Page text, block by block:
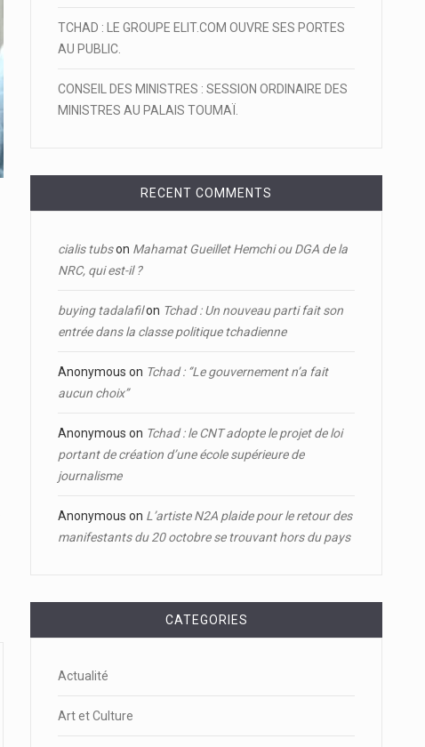
TCHAD : LE GROUPE ELIT.COM OUVRE SES PORTES
AU PUBLIC.
CONSEIL DES MINISTRES : SESSION ORDINAIRE DES
MINISTRES AU PALAIS TOUMAÏ.
RECENT COMMENTS
cialis tubson Mahamat Gueillet Hemchi ou DGA de la
NRC, qui est-il ?
buying tadalafilon Tchad : Un nouveau parti fait son
entrée dans la classe politique tchadienne
Anonymous on Tchad : ‘’Le gouvernement n’a fait
aucun choix’’
Anonymous on Tchad : le CNT adopte le projet de loi
portant de création d’une école supérieure de
journalisme
Anonymous on L’artiste N2A plaide pour le retour des
manifestants du 20 octobre se trouvant hors du pays
CATEGORIES
Actualité
Art et Culture